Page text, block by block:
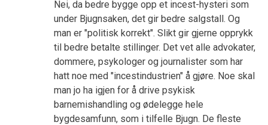
Nei, da bedre bygge opp et incest-hysteri som
under Bjugnsaken, det gir bedre salgstall. Og
man er "politisk korrekt". Slikt gir gjerne opprykk
til bedre betalte stillinger. Det vet alle advokater,
dommere, psykologer og journalister som har
hatt noe med "incestindustrien" å gjøre. Noe skal
man jo ha igjen for å drive psykisk
barnemishandling og ødelegge hele
bygdesamfunn, som i tilfelle Bjugn. De fleste